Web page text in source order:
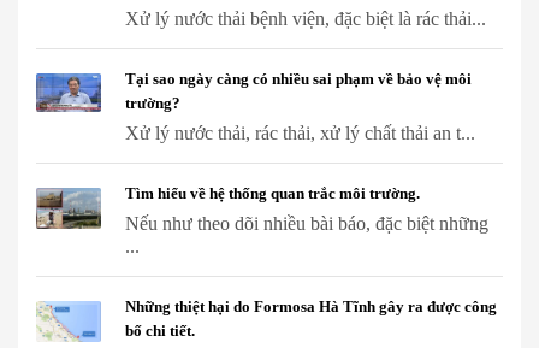
Xử lý nước thải bệnh viện, đặc biệt là rác thải...
Tại sao ngày càng có nhiều sai phạm về bảo vệ môi
trường?
Xử lý nước thải, rác thải, xử lý chất thải an t...
Tìm hiểu về hệ thống quan trắc môi trường.
Nếu như theo dõi nhiều bài báo, đặc biệt những
...
Những thiệt hại do Formosa Hà Tĩnh gây ra được công
bố chi tiết.